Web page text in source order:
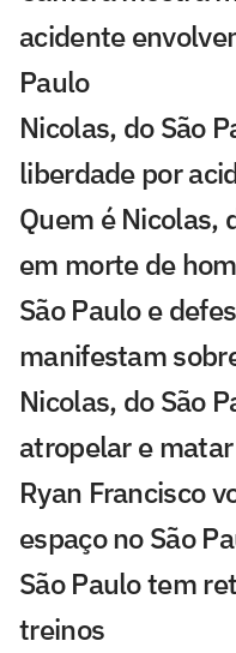
acidente
Paulo
Nicolas, do São
liberdade por
Quem é Nicolas,
em morte de
São Paulo e
manifestam
Nicolas, do São
atropelar e
Ryan Francisco
espaço no São
São Paulo tem
treinos